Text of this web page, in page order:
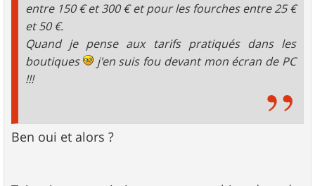
entre 150 € et 300 € et pour les fourches entre 25 €
et 50 €.
Quand je pense aux tarifs pratiqués dans les
boutiques
j'en suis fou devant mon écran de PC
!!!
Ben oui et alors ?